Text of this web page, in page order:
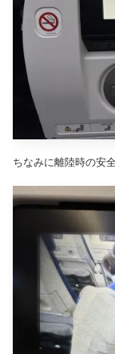
ちなみに離陸時の安